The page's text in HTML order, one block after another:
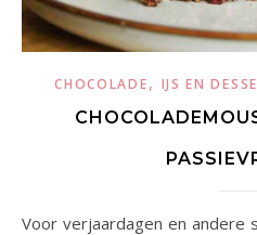
CHOCOLADE, IJS EN
Voor verjaardagen en andere speciale gelegenheden zorg